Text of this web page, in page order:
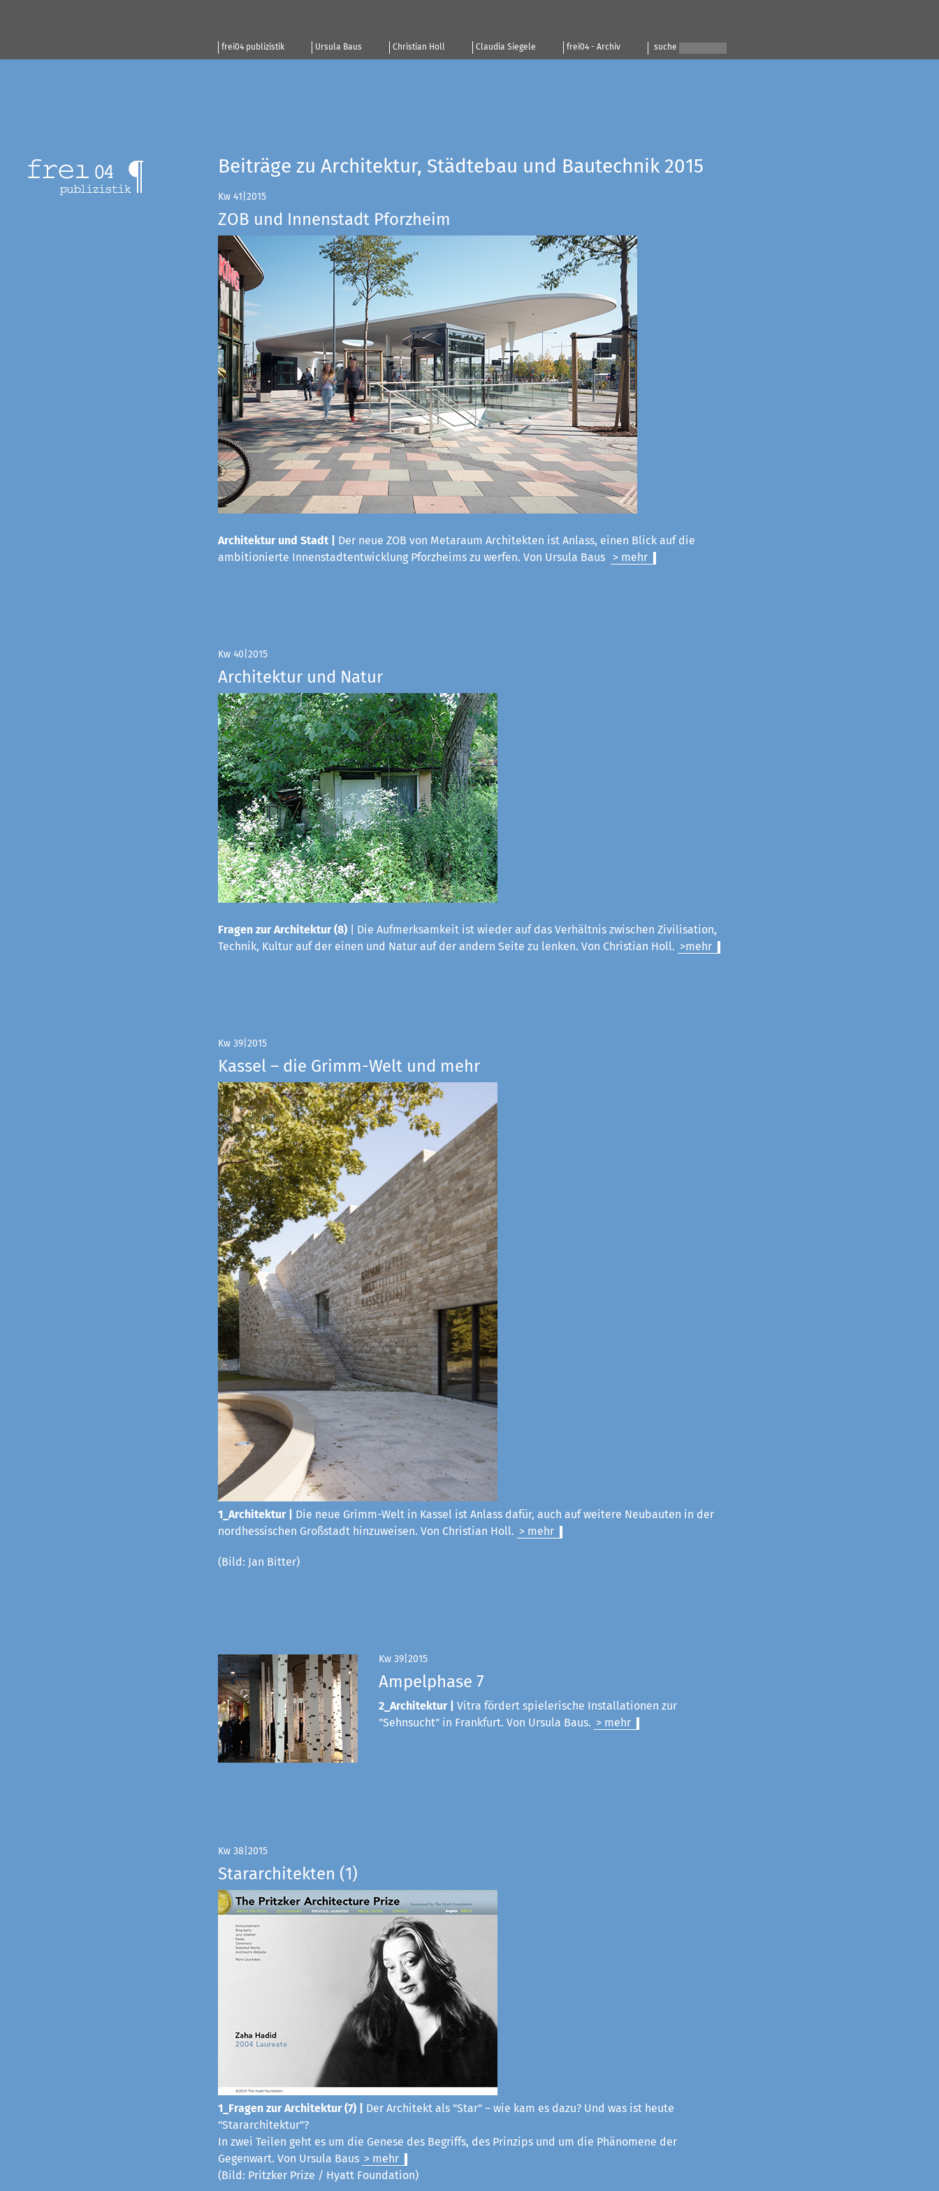
frei04 publizistik Ursula Baus Christian Holl Claudia Siegele frei04 - Archiv suche
Beiträge zu Architektur, Städtebau und Bautechnik 2015
Kw 41|2015
ZOB und Innenstadt Pforzheim
Architektur und Stadt |
Der neue ZOB von Metaraum Architekten ist Anlass, einen Blick auf die
ambitionierte Innenstadtentwicklung Pforzheims zu werfen. Von Ursula Baus
> mehr
Kw 40|2015
Architektur und Natur
Fragen zur Architektur (8) | Die Aufmerksamkeit ist wieder auf das Verhältnis zwischen Zivilisation,
Technik, Kultur auf der einen und Natur auf der andern Seite zu lenken. Von Christian Holl. >mehr
Kw 39|2015
Kassel – die Grimm-Welt und mehr
1_Architektur |
Die neue Grimm-Welt in Kassel ist Anlass dafür, auch auf weitere Neubauten in der
nordhessischen Großstadt hinzuweisen. Von Christian Holl. > mehr
(Bild: Jan Bitter)
Kw 39|2015
Ampelphase 7
2_Architektur |
Vitra fördert spielerische Installationen zur
"Sehnsucht" in Frankfurt. Von Ursula Baus. > mehr
Kw 38|2015
Stararchitekten (1)
1_Fragen zur Architektur (7) |
Der Architekt als "Star" – wie kam es dazu? Und was ist heute
"Stararchitektur"?
In zwei Teilen geht es um die Genese des Begriffs, des Prinzips und um die Phänomene der
Gegenwart. Von Ursula Baus > mehr
(Bild: Pritzker Prize / Hyatt Foundation)